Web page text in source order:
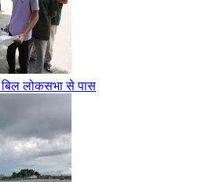
लोकसभा से पास